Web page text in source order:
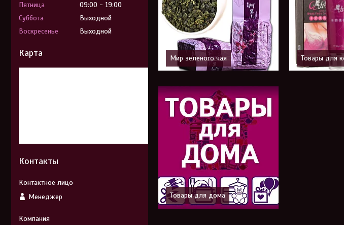
Мир зеленого чая Товары для
Товары для дома
Пятница
09:00
19:00
Суббота
Выходной
Воскресенье
Выходной
Карта
Контакты
Менеджер